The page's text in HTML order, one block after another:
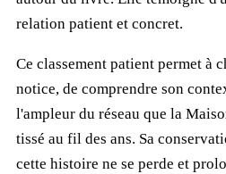
relation patient et concret.
Ce classement patient permet à
notice, de comprendre son
l'ampleur du réseau que la
tissé au fil des ans. Sa
cette histoire ne se perde et